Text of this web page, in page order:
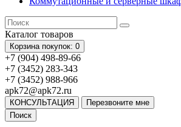
Каталог товаров
Корзина покупок: 0
+7 (904) 498-89-66
+7 (3452) 283-343
+7 (3452) 988-966
apk72@apk72.ru
КОНСУЛЬТАЦИЯ
Перезвоните мне
Поиск